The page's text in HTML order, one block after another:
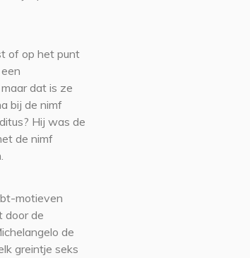
of op het punt
dat is ze
bij de nimf
Hij was de
de nimf
motieven
door de
de
greintje seks